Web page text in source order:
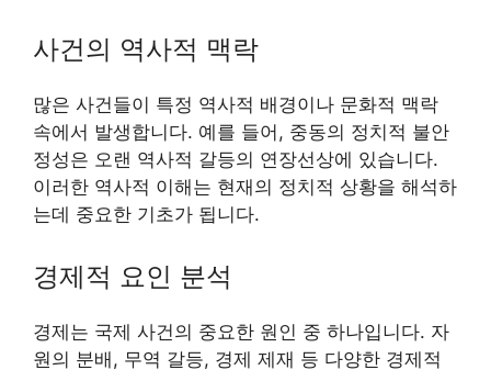
사건의 역사적 맥락
많은 사건들이 특정 역사적 배경이나 문화적 맥락
속에서 발생합니다. 예를 들어, 중동의 정치적 불안
정성은 오랜 역사적 갈등의 연장선상에 있습니다.
이러한 역사적 이해는 현재의 정치적 상황을 해석하
는데 중요한 기초가 됩니다.
경제적 요인 분석
경제는 국제 사건의 중요한 원인 중 하나입니다. 자
원의 분배, 무역 갈등, 경제 제재 등 다양한 경제적